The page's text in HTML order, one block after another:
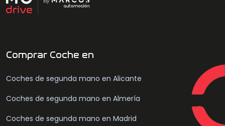
Comprar Coche en
Coches de segunda mano en Alicante
Coches de segunda mano en Almería
Coches de segunda mano en Madrid